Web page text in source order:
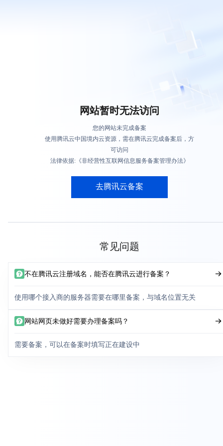
网站暂时无法访问
您的网站未完成备案
使用腾讯云中国境内云资源，需在腾讯云完成备案后，方
可访问
法律依据:《非经营性互联网信息服务备案管理办法》
去腾讯云备案
常见问题
不在腾讯云注册域名，能否在腾讯云进行备案？
使用哪个接入商的服务器需要在哪里备案，与域名位置无关
网站网页未做好需要办理备案吗？
需要备案，可以在备案时填写正在建设中